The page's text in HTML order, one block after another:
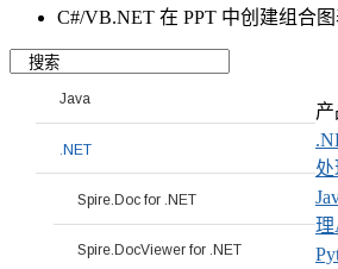
C#/VB.NET 在 PPT 中创建组合
Java
.NET
Spire.Doc for .NET
Spire.DocViewer for .NET
产
理